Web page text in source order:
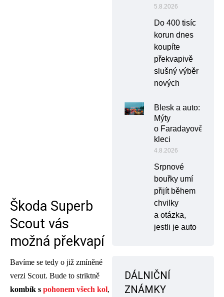
Škoda Superb
Scout vás
možná překvapí
Bavíme se tedy o již zmíněné
verzi Scout. Bude to striktně
kombík s pohonem všech kol,
5.8.2026
Do 400 tisíc
korun dnes
koupíte
překvapivě
slušný výběr
nových
Blesk a auto:
Mýty
o Faradayově
kleci
4.8.2026
Srpnové
bouřky umí
přijít během
chvilky
a otázka,
jestli je auto
DÁLNIČNÍ
ZNÁMKY